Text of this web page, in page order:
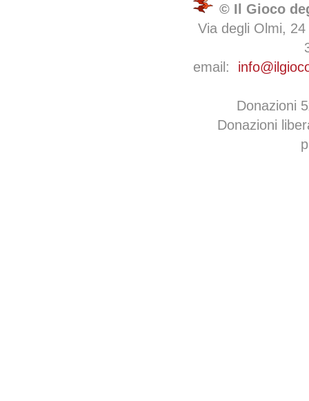
© Il Gioco
Via degli Olmi,
email:
Donazioni
Donazioni